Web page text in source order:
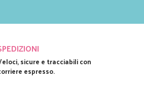
sicure e tracciabili con
espresso.